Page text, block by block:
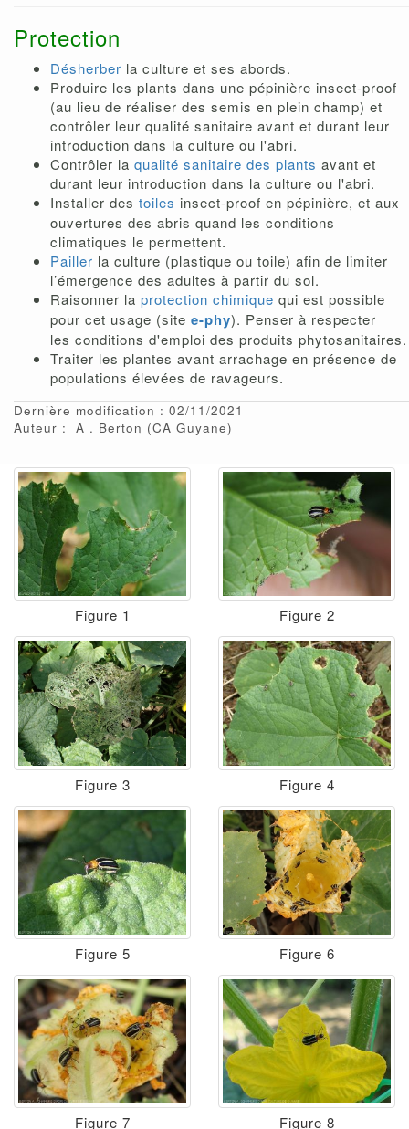
Protection
Désherber la culture et ses abords.
Produire les plants dans une pépinière insect-proof
(au lieu de réaliser des semis en plein champ) et
contrôler leur qualité sanitaire avant et durant leur
introduction dans la culture ou l'abri.
Contrôler la qualité sanitaire des plants avant et
durant leur introduction dans la culture ou l'abri.
Installer des toiles insect-proof en pépinière, et aux
ouvertures des abris quand les conditions
climatiques le permettent.
Pailler la culture (plastique ou toile) afin de limiter
l’émergence des adultes à partir du sol.
Raisonner la protection chimique qui est possible
pour cet usage (site e-phy). Penser à respecter
les conditions d'emploi des produits phytosanitaires.
Traiter les plantes avant arrachage en présence de
populations élevées de ravageurs.
Dernière modification : 02/11/2021
Auteur :
A Berton (CA Guyane)
Figure 1 Figure 2
Figure 3 Figure 4
Figure 5 Figure 6
Figure 7 Figure 8